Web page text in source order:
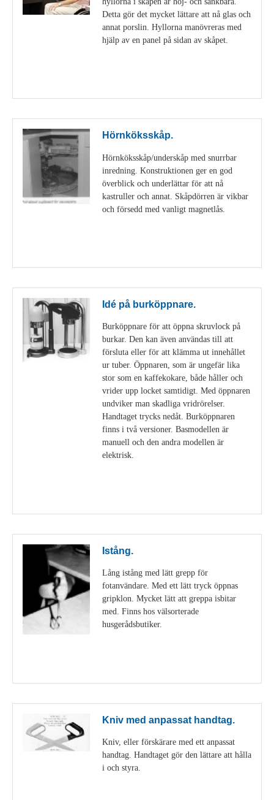
Detta gör det mycket lättare att nå glas och
annat porslin. Hyllorna manövreras med
hjälp av en panel på sidan av skåpet.
Hörnköksskåp.
Hörnköksskåp/underskåp med snurrbar
inredning. Konstruktionen ger en god
överblick och underlättar för att nå
kastruller och annat. Skåpdörren är vikbar
och försedd med vanligt magnetlås.
Idé på burköppnare.
Burköppnare för att öppna skruvlock på
burkar. Den kan även användas till att
försluta eller för att klämma ut innehållet
ur tuber. Öppnaren, som är ungefär lika
stor som en kaffekokare, både håller och
vrider upp locket samtidigt. Med öppnaren
undviker man skadliga vridrörelser.
Handtaget trycks nedåt. Burköppnaren
finns i två versioner. Basmodellen är
manuell och den andra modellen är
elektrisk.
Istång.
Lång istång med lätt grepp för
fotanvändare. Med ett lätt tryck öppnas
gripklon. Mycket lätt att greppa isbitar
med. Finns hos välsorterade
husgerådsbutiker.
Kniv med anpassat handtag.
Kniv, eller förskärare med ett anpassat
handtag. Handtaget gör den lättare att hålla
i och styra.